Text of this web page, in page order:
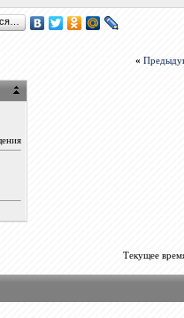
«
Текущее